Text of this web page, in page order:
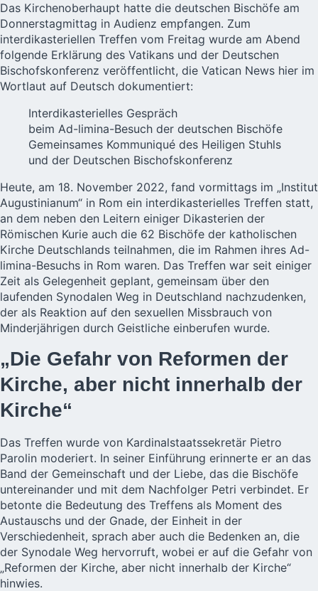
Das Kirchenoberhaupt hatte die deutschen Bischöfe am
Donnerstagmittag in Audienz empfangen. Zum
interdikasteriellen Treffen vom Freitag wurde am Abend
folgende Erklärung des Vatikans und der Deutschen
Bischofskonferenz veröffentlicht, die Vatican News hier im
Wortlaut auf Deutsch dokumentiert:
Interdikasterielles Gespräch
beim Ad-limina-Besuch der deutschen Bischöfe
Gemeinsames Kommuniqué des Heiligen Stuhls
und der Deutschen Bischofskonferenz
Heute, am 18. November 2022, fand vormittags im „Institut
Augustinianum“ in Rom ein interdikasterielles Treffen statt,
an dem neben den Leitern einiger Dikasterien der
Römischen Kurie auch die 62 Bischöfe der katholischen
Kirche Deutschlands teilnahmen, die im Rahmen ihres Ad-
limina-Besuchs in Rom waren. Das Treffen war seit einiger
Zeit als Gelegenheit geplant, gemeinsam über den
laufenden Synodalen Weg in Deutschland nachzudenken,
der als Reaktion auf den sexuellen Missbrauch von
Minderjährigen durch Geistliche einberufen wurde.
„Die Gefahr von Reformen der
Kirche, aber nicht innerhalb der
Kirche“
Das Treffen wurde von Kardinalstaatssekretär Pietro
Parolin moderiert. In seiner Einführung erinnerte er an das
Band der Gemeinschaft und der Liebe, das die Bischöfe
untereinander und mit dem Nachfolger Petri verbindet. Er
betonte die Bedeutung des Treffens als Moment des
Austauschs und der Gnade, der Einheit in der
Verschiedenheit, sprach aber auch die Bedenken an, die
der Synodale Weg hervorruft, wobei er auf die Gefahr von
„Reformen der Kirche, aber nicht innerhalb der Kirche“
hinwies.